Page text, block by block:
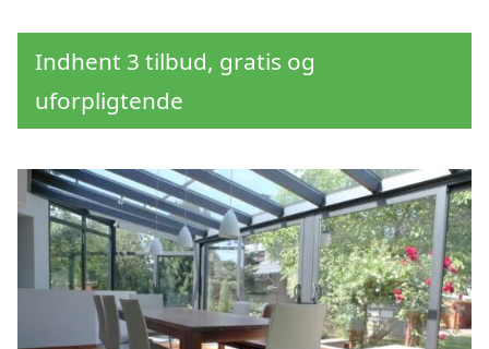
Indhent 3 tilbud, gratis og
uforpligtende